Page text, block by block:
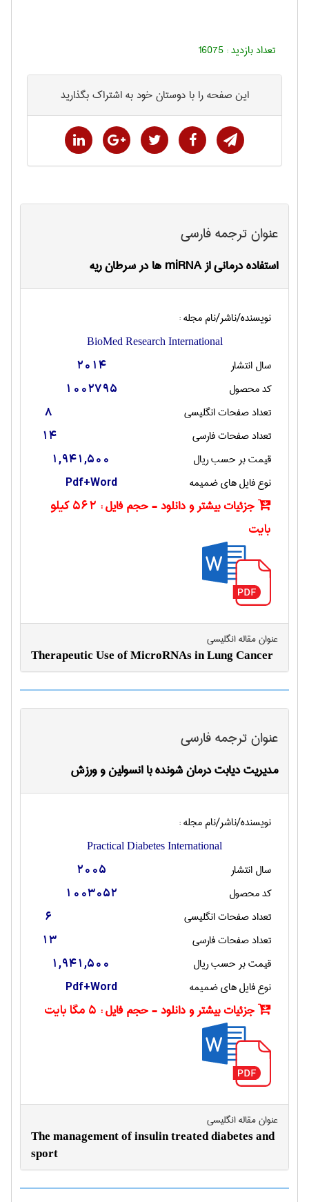
تعداد بازدید :16075
این صفحه را با دوستان خود به اشتراک بگذارید
عنوان ترجمه فارسی
استفاده درماني از miRNA ها در سرطان ريه
نویسنده/ناشر/نام مجله :
BioMed Research International
سال انتشار 2014
کد محصول 1002795
تعداد صفحات انگليسی 8
تعداد صفحات فارسی 14
قیمت بر حسب ریال 1,941,500
نوع فایل های ضمیمه Pdf+Word
جزئیات بیشتر و دانلود - حجم فایل :
562 کیلو
بایت
عنوان مقاله انگليسی
Therapeutic Use of MicroRNAs in Lung Cancer
عنوان ترجمه فارسی
مدیریت دیابت درمان شونده با انسولین و ورزش
نویسنده/ناشر/نام مجله :
Practical Diabetes International
سال انتشار 2005
کد محصول 1003052
تعداد صفحات انگليسی 6
تعداد صفحات فارسی 13
قیمت بر حسب ریال 1,941,500
نوع فایل های ضمیمه Pdf+Word
جزئیات بیشتر و دانلود - حجم فایل : 5 مگا بایت
عنوان مقاله انگليسی
The management of insulin treated diabetes and
sport